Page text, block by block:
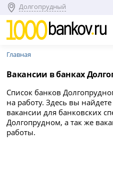
Долгопрудный
Главная
Вакансии в банках
Список банков
на работу. Здесь вы
вакансии для банковских
Долгопрудном, а так же
работы.